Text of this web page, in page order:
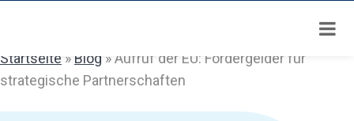
springen
Startseite » Blog »Aufruf der EU: Fördergelder für
strategische Partnerschaften